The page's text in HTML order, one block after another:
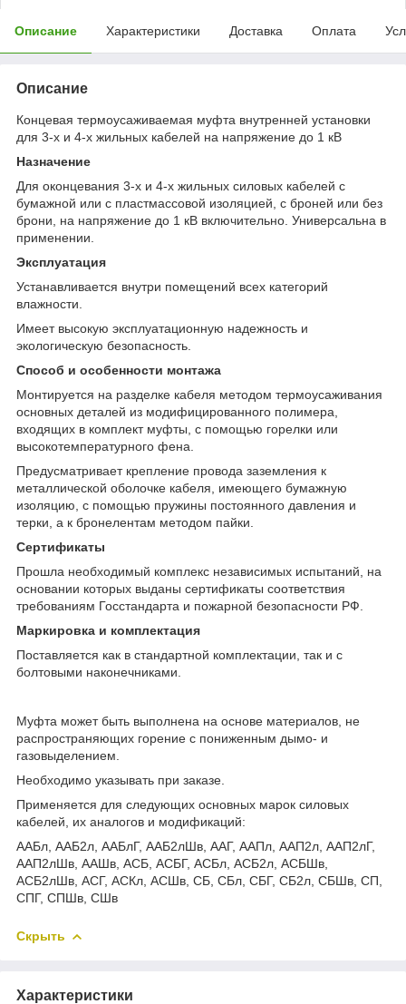
Описание Характеристики Доставка Оплата
Описание
Концевая термоусаживаемая муфта внутренней установки
для 3-х и 4-х жильных кабелей на напряжение до 1 кВ
Назначение
Для оконцевания 3-х и 4-х жильных силовых кабелей с
бумажной или с пластмассовой изоляцией, с броней или без
брони, на напряжение до 1 кВ включительно. Универсальна в
применении.
Эксплуатация
Устанавливается внутри помещений всех категорий
влажности.
Имеет высокую эксплуатационную надежность и
экологическую безопасность.
Cпособ и особенности монтажа
Монтируется на разделке кабеля методом термоусаживания
основных деталей из модифицированного полимера,
входящих в комплект муфты, с помощью горелки или
высокотемпературного фена.
Предусматривает крепление провода заземления к
металлической оболочке кабеля, имеющего бумажную
изоляцию, с помощью пружины постоянного давления и
терки, а к бронелентам методом пайки.
Сертификаты
Прошла необходимый комплекс независимых испытаний, на
основании которых выданы сертификаты соответствия
требованиям Госстандарта и пожарной безопасности РФ.
Маркировка и комплектация
Поставляется как в стандартной комплектации, так и с
болтовыми наконечниками.
Муфта может быть выполнена на основе материалов, не
распространяющих горение с пониженным дымо- и
газовыделением.
Необходимо указывать при заказе.
Применяется для следующих основных марок силовых
кабелей, их аналогов и модификаций:
ААБл, ААБ2л, ААБлГ, ААБ2лШв, ААГ, ААПл, ААП2л, ААП2лГ,
ААП2лШв, ААШв, АСБ, АСБГ, АСБл, АСБ2л, АСБШв,
АСБ2лШв, АСГ, АСКл, АСШв, СБ, СБл, СБГ, СБ2л, СБШв, СП,
СПГ, СПШв, СШв
Скрыть
Характеристики